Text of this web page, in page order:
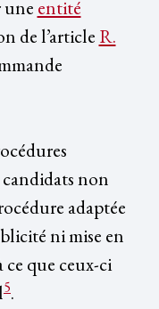
une entité
de l’article R.
non
adaptée
ni mise en
ce que ceux-ci
5.